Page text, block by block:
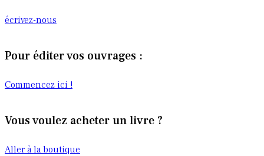
écrivez-nous
Pour éditer vos ouvrages :
Commencez ici !
Vous voulez acheter un livre ?
Aller à la boutique